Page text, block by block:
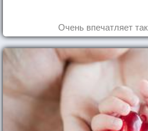
Очень впечатляет